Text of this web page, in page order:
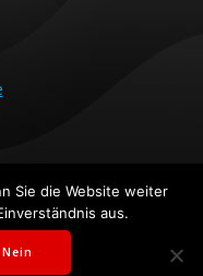
Sie die Website weiter
aus.
Nein